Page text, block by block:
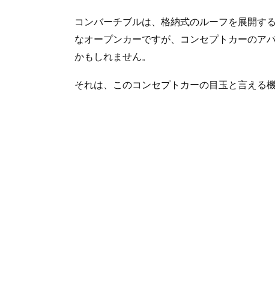
コンバーチブルは、格納式のルーフを展開す
なオープンカーですが、コンセプトカーのア
かもしれません。
それは、このコンセプトカーの目玉と言える